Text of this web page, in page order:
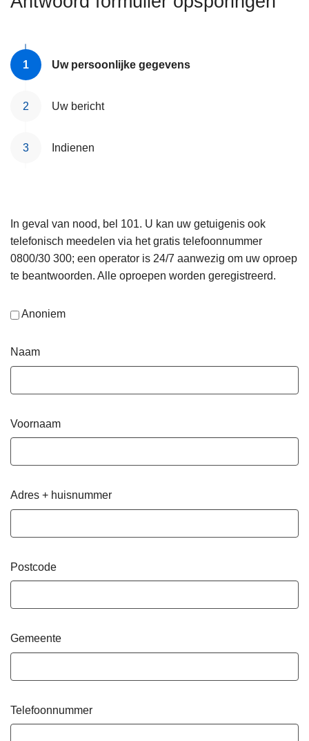
Uw persoonlijke gegevens
Uw bericht
Indienen
In geval van nood, bel 101. U kan uw getuigenis ook
telefonisch meedelen via het gratis telefoonnummer
0800/30 300; een operator is 24/7 aanwezig om uw oproep
te beantwoorden. Alle oproepen worden geregistreerd.
Anoniem
Naam
Voornaam
Adres + huisnummer
Postcode
Gemeente
Telefoonnummer